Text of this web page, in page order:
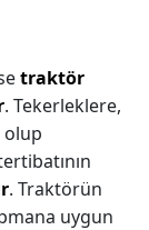
traktör
. Tekerleklere,
olup
. Traktörün
uygun